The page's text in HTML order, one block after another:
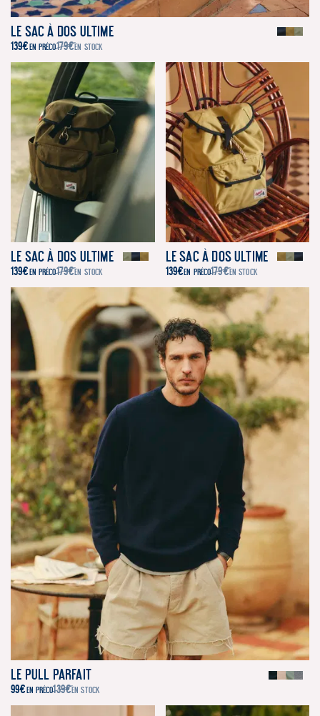
Le Sac à dos Ultime
139€EN PRÉCO179€EN STOCK
Le Sac à dos Ultime
139€EN PRÉCO179€EN STOCK
Le Sac à dos Ultime
139€EN PRÉCO179€EN STOCK
Le Pull Parfait
99€ EN PRÉCO139€EN STOCK